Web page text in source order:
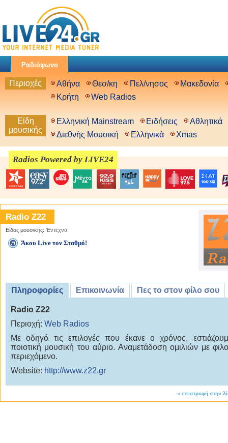
Ραδιόφωνο
Περιοχές Αθήνα Θεσ/κη Πελ/νησος
Μακεδονία
Κρήτη
Web Radios
Είδη
μουσικής
Ελληνική Mainstream Ειδήσεις
Αθλητικά
Διεθνής Μουσική
Ελληνικά Xmas
Radios Powered by LIVE24
Radio Z22
Είδος μουσικής: 'Εντεχνα
Άκου Live τον Σταθμό!
Πληροφορίες Επικοινωνία Πες το στον φίλο σου
Radio Z22
Περιοχή: Web Radios
Με οδηγό τις επιλογές που έκανε ο χρόνος,
ποιοτική μουσική του αύριο. Αναμετάδοση ομιλιών με
περιεχόμενο.
Website: http://www.z22.gr
« επιστροφή στην